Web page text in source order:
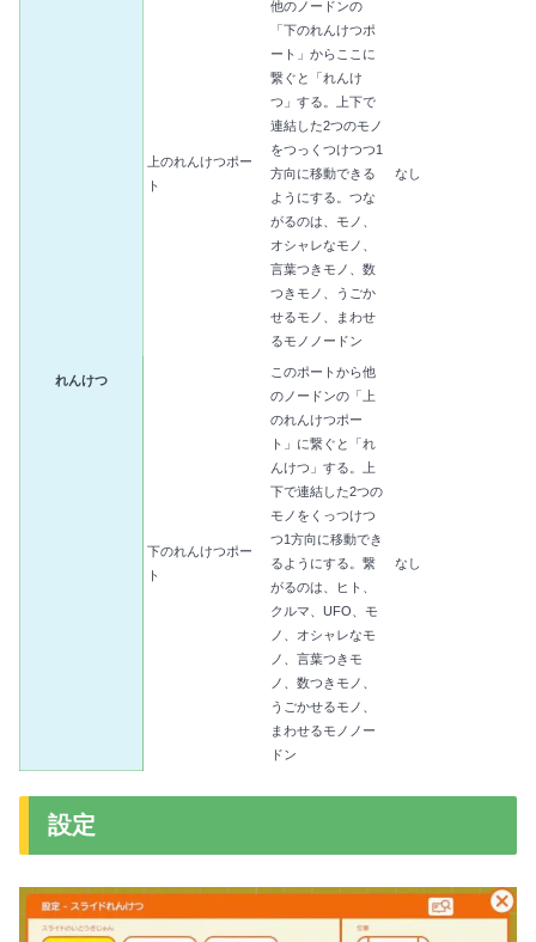
れんけつ
上のれんけつポー
ト
他のノードンの
「下のれんけつポ
ート」からここに
繋ぐと「れんけ
つ」する。上下で
連結した2つのモノ
をつっくつけつつ1
方向に移動できる
ようにする。つな
がるのは、モノ、
オシャレなモノ、
言葉つきモノ、数
つきモノ、うごか
せるモノ、まわせ
るモノノードン
なし
下のれんけつポー
ト
このポートから他
のノードンの「上
のれんけつポー
ト」に繋ぐと「れ
んけつ」する。上
下で連結した2つの
モノをくっつけつ
つ1方向に移動でき
るようにする。繋
がるのは、ヒト、
クルマ、UFO、モ
ノ、オシャレなモ
ノ、言葉つきモ
ノ、数つきモノ、
うごかせるモノ、
まわせるモノノー
ドン
なし
設定